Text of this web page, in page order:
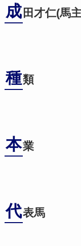
成 田才仁(馬
種類
本業
代表馬